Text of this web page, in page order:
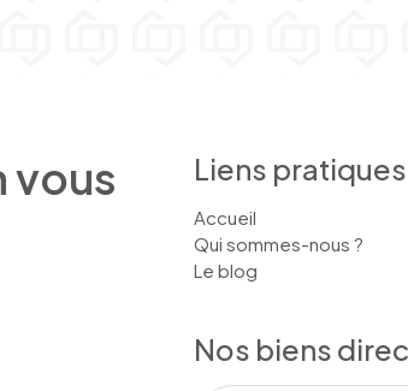
vous
Liens pratiques
Accueil
Qui sommes-nous ?
Le blog
Nos biens